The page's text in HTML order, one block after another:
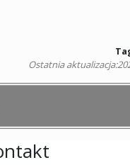
Ostatnia aktualizacja: